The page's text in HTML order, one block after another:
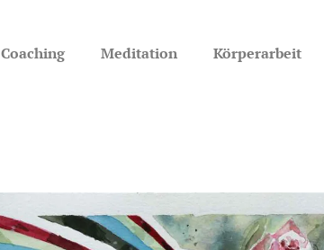
Coaching Meditation Körperarbeit